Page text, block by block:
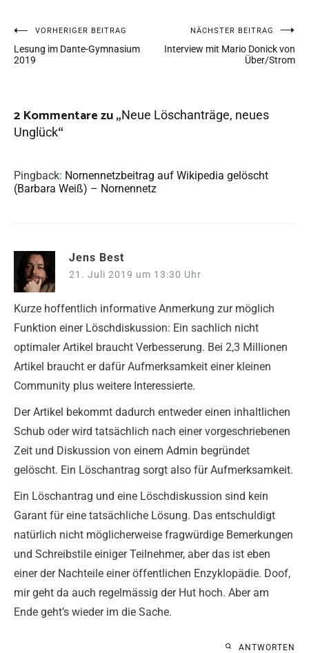
VORHERIGER BEITRAG
Lesung im Dante-Gymnasium
2019
NÄCHSTER BEITRAG
Interview mit Mario Donick von
Über/Strom
2 Kommentare zu „Neue Löschanträge, neues
Unglück“
Pingback: Nornennetzbeitrag auf Wikipedia gelöscht
(Barbara Weiß) – Nornennetz
Jens Best
21. Juli 2019 um 13:30 Uhr
Kurze hoffentlich informative Anmerkung zur möglich
Funktion einer Löschdiskussion: Ein sachlich nicht
optimaler Artikel braucht Verbesserung. Bei 2,3 Millionen
Artikel braucht er dafür Aufmerksamkeit einer kleinen
Community plus weitere Interessierte.
Der Artikel bekommt dadurch entweder einen inhaltlichen
Schub oder wird tatsächlich nach einer vorgeschriebenen
Zeit und Diskussion von einem Admin begründet
gelöscht. Ein Löschantrag sorgt also für Aufmerksamkeit.
Ein Löschantrag und eine Löschdiskussion sind kein
Garant für eine tatsächliche Lösung. Das entschuldigt
natürlich nicht möglicherweise fragwürdige Bemerkungen
und Schreibstile einiger Teilnehmer, aber das ist eben
einer der Nachteile einer öffentlichen Enzyklopädie. Doof,
mir geht da auch regelmässig der Hut hoch. Aber am
Ende geht’s wieder im die Sache.
ANTWORTEN